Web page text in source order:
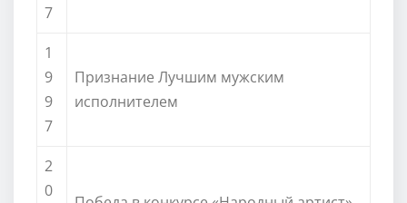
7
1
9
9
7
Признание Лучшим мужским
исполнителем
2
0